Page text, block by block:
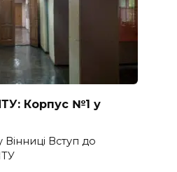
Корпус №1 у
Вступ до